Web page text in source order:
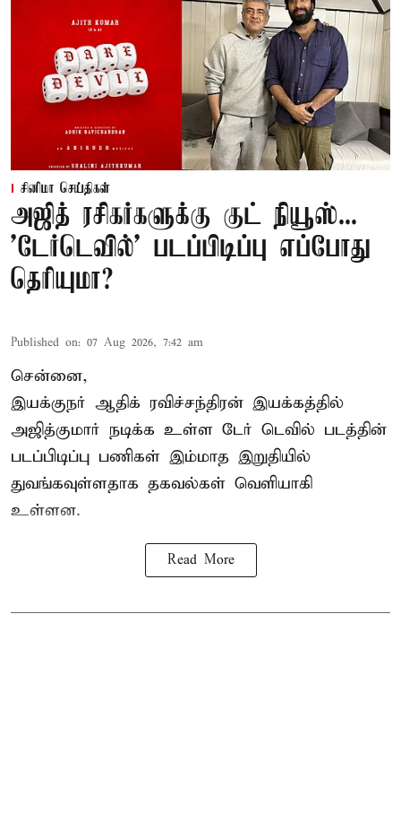
சினிமா செய்திகள்
அஜித் ரசிகர்களுக்கு குட் நியூஸ்...
'டேர்டெவில்' படப்பிடிப்பு எப்போது
தெரியுமா?
Published on: 07 Aug 2026, 7:42 am
சென்னை,
இயக்குநர் ஆதிக் ரவிச்சந்திரன் இயக்கத்தில்
அஜித்குமார் நடிக்க உள்ள டேர் டெவில் படத்தின்
படப்பிடிப்பு பணிகள் இம்மாத இறுதியில்
துவங்கவுள்ளதாக தகவல்கள் வெளியாகி
உள்ளன.
Read More